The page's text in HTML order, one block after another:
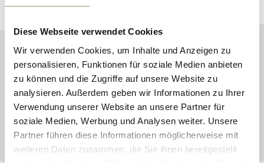
Diese Webseite verwendet Cookies
Wir verwenden Cookies, um Inhalte und Anzeigen zu
personalisieren, Funktionen für soziale Medien anbieten
zu können und die Zugriffe auf unsere Website zu
analysieren. Außerdem geben wir Informationen zu Ihrer
Verwendung unserer Website an unsere Partner für
soziale Medien, Werbung und Analysen weiter. Unsere
Partner führen diese Informationen möglicherweise mit
weiteren Daten zusammen, die Sie ihnen bereitgestellt
ANREISE
SUCHE STARTEN